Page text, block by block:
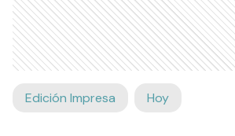
Edición Impresa Hoy